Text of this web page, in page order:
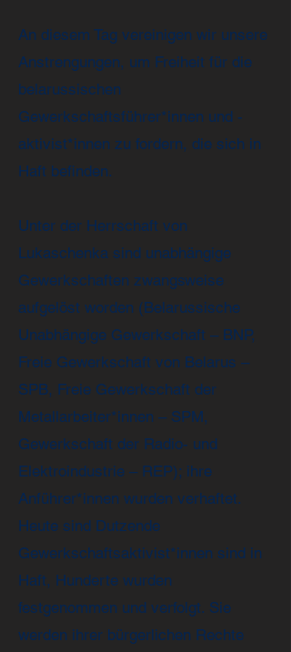
An diesem Tag vereinigen wir unsere
Anstrengungen, um Freiheit für die
belarussischen
Gewerkschaftsführer*innen und -
aktivist*innen zu fordern, die sich in
Haft befinden.
Unter der Herrschaft von
Lukaschenka sind unabhängige
Gewerkschaften zwangsweise
aufgelöst worden (Belarussische
Unabhängige Gewerkschaft – BNP,
Freie Gewerkschaft von Belarus –
SPB, Freie Gewerkschaft der
Metallarbeiter*innen – SPM,
Gewerkschaft der Radio- und
Elektroindustrie – REP); ihre
Anführer*innen wurden verhaftet.
Heute sind Dutzende
Gewerkschaftsaktivist*innen sind in
Haft, Hunderte wurden
festgenommen und verfolgt. Sie
werden ihrer bürgerlichen Rechte